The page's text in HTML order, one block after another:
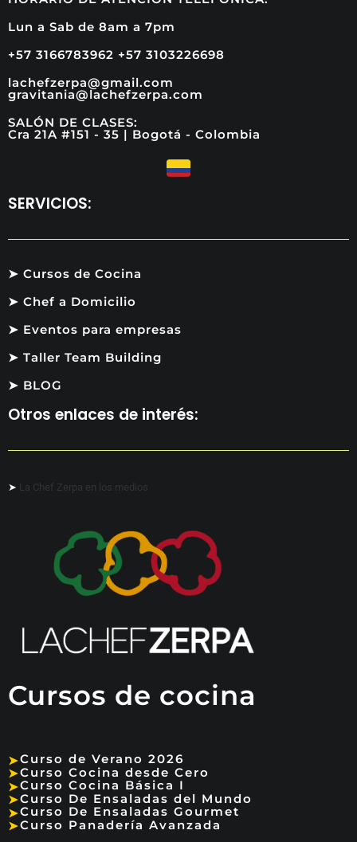
Lun a Sab de 8am a 7pm
+57 3166783962 +57 3103226698
lachefzerpa@gmail.com
gravitania@lachefzerpa.com
SALÓN DE CLASES:
Cra 21A #151 - 35 | Bogotá - Colombia
SERVICIOS:
➤ Cursos de Cocina
➤ Chef a Domicilio
➤ Eventos para empresas
➤ Taller Team Building
➤ BLOG
Otros enlaces de interés:
➤ La Chef Zerpa en los medios
Cursos de cocina
➤Curso de Verano 2026
➤Curso Cocina desde Cero
➤Curso Cocina Básica I
➤Curso De Ensaladas del Mundo
➤Curso De Ensaladas Gourmet
➤Curso Panadería Avanzada